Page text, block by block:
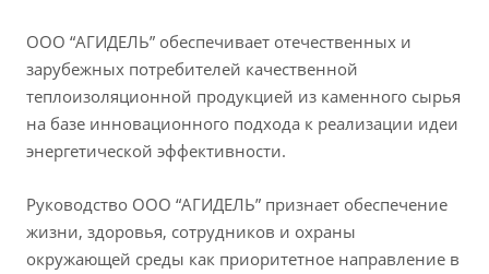
ООО “АГИДЕЛЬ” обеспечивает отечественных и
зарубежных потребителей качественной
теплоизоляционной продукцией из каменного сырья
на базе инновационного подхода к реализации идеи
энергетической эффективности.
Руководство ООО “АГИДЕЛЬ” признает обеспечение
жизни, здоровья, сотрудников и охраны
окружающей среды как приоритетное направление в